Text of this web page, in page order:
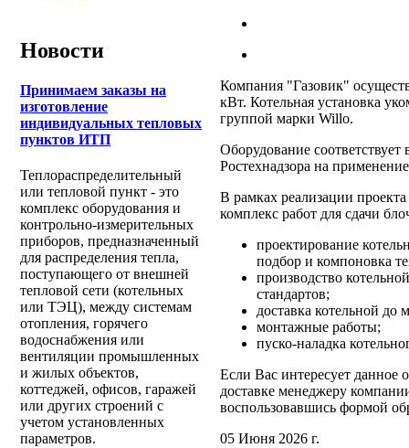
Новости
Принимаем заказы на
изготовление
индивидуальных тепловых
пунктов ИТП
Теплораспределительный
или тепловой пункт - это
комплекс оборудования и
контрольно-измерительных
приборов, предназначенный
для распределения тепла,
поступающего от внешней
тепловой сети (котельных
или ТЭЦ), между системам
отопления, горячего
водоснабжения или
вентиляции промышленных
и жилых объектов,
коттеджей, офисов, гаражей
или других строений с
учетом установленных
параметров.
Компания "Газовик"
кВт. Котельная установка
группой марки Willo.
Оборудование соответствует
Ростехнадзора на
В рамках реализации
комплекс работ для сдачи
проектирование
подбор и компоновка
производство
стандартов;
доставка котельной до
монтажные работы;
пуско-наладка
Если Вас интересует данное
доставке менеджеру
воспользовавшись формой
05 Июня 2026 г.